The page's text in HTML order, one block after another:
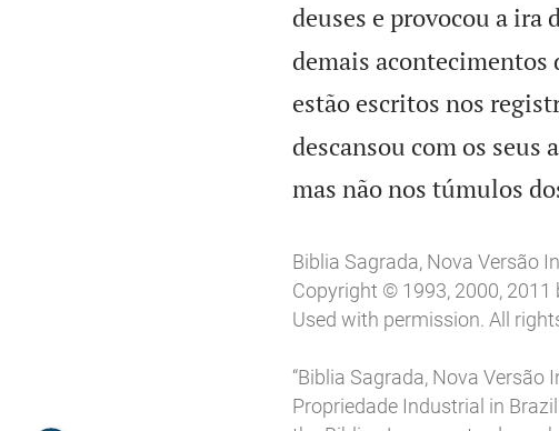
deuses e provocou a ira
demais acontecimentos
estão escritos nos
descansou com os seus
mas não nos túmulos
Biblia Sagrada, Nova Versão
Copyright © 1993, 2000, 2011
Used with permission. All
“Biblia Sagrada, Nova
Propriedade Industrial in Brazil